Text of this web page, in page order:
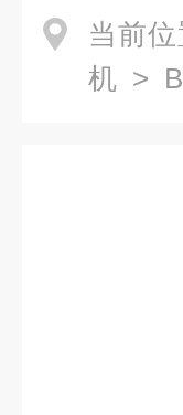
当前位
机 >